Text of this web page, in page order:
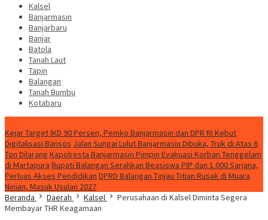
Kalsel
Banjarmasin
Banjarbaru
Banjar
Batola
Tanah Laut
Tapin
Balangan
Tanah Bumbu
Kotabaru
Kejar Target IKD 90 Persen, Pemko Banjarmasin dan DPR RI Kebut
Digitalisasi Bansos Jalan Sungai Lulut Banjarmasin Dibuka, Truk di Atas 6
Ton Dilarang Kapolresta Banjarmasin Pimpin Evakuasi Korban Tenggelam
di Martapura Bupati Balangan Serahkan Beasiswa PIP dan 1.000 Sarjana,
Perluas Akses Pendidikan DPRD Balangan Tinjau Titian Rusak di Muara
Ninian, Masuk Usulan 2027
Beranda
Daerah Kalsel
Perusahaan di Kalsel Diminta Segera
Membayar THR Keagamaan